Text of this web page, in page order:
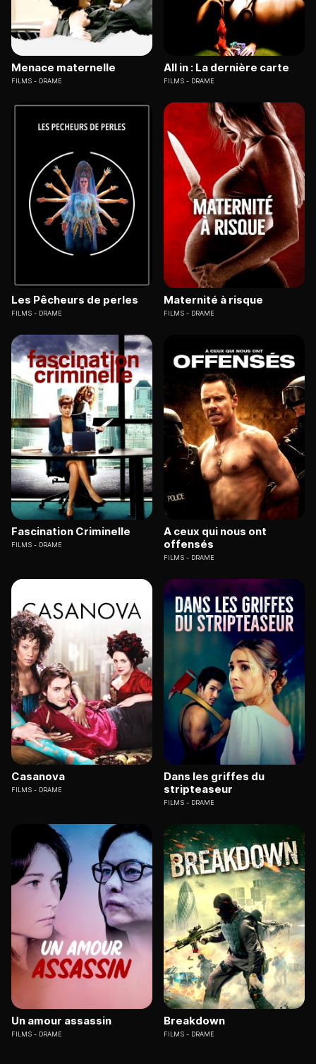
Menace maternelle
FILMS DRAME
All in : La dernière carte
FILMS DRAME
Les Pêcheurs de perles
FILMS DRAME
Maternité à risque
FILMS DRAME
Fascination Criminelle
FILMS DRAME
A ceux qui nous ont
offensés
FILMS DRAME
Casanova
FILMS DRAME
Dans les griffes du
stripteaseur
FILMS DRAME
Un amour assassin
FILMS DRAME
Breakdown
FILMS DRAME